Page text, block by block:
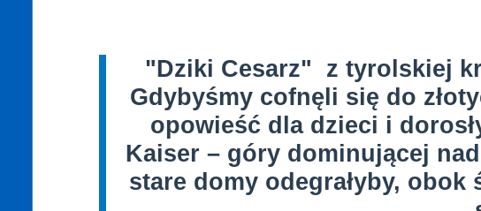
"Dziki Cesarz" z tyrolskiej
Gdybyśmy cofnęli się do
opowieść dla dzieci i
Kaiser – góry dominującej
stare domy odegrałyby,